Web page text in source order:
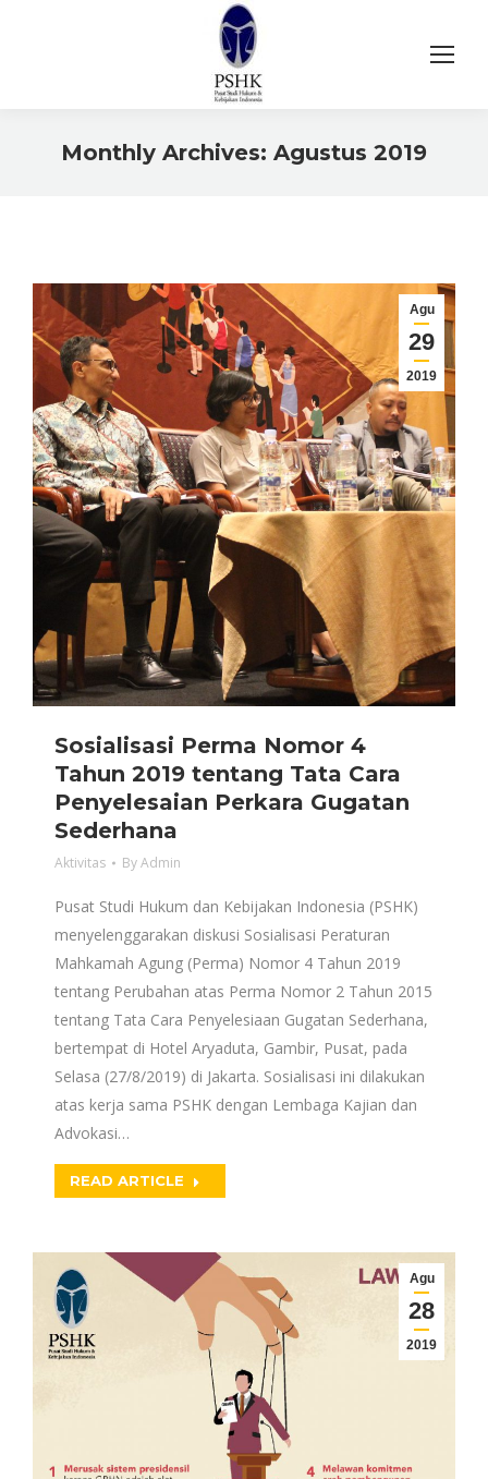
Monthly Archives: Agustus 2019
Agu
29
2019
Sosialisasi Perma Nomor 4
Tahun 2019 tentang Tata Cara
Penyelesaian Perkara Gugatan
Sederhana
Aktivitas ByAdmin
Pusat Studi Hukum dan Kebijakan Indonesia (PSHK)
menyelenggarakan diskusi Sosialisasi Peraturan
Mahkamah Agung (Perma) Nomor 4 Tahun 2019
tentang Perubahan atas Perma Nomor 2 Tahun 2015
tentang Tata Cara Penyelesiaan Gugatan Sederhana,
bertempat di Hotel Aryaduta, Gambir, Pusat, pada
Selasa (27/8/2019) di Jakarta. Sosialisasi ini dilakukan
atas kerja sama PSHK dengan Lembaga Kajian dan
Advokasi…
READ ARTICLE
Agu
28
2019